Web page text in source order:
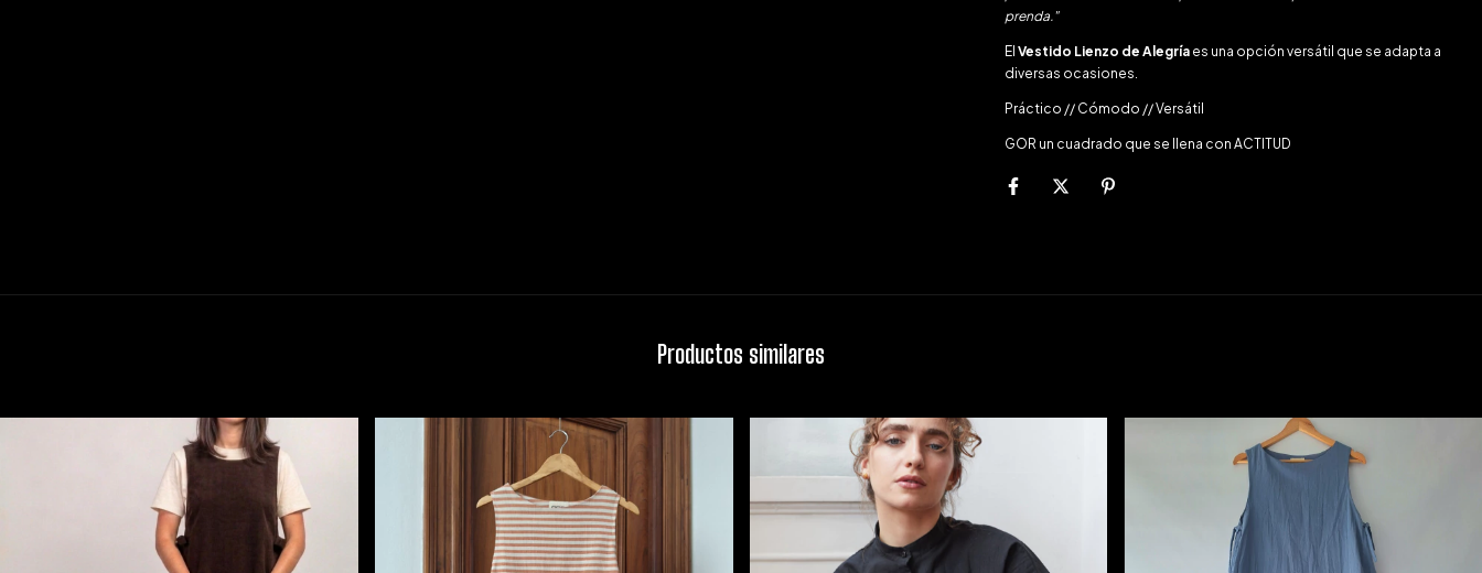
prenda."
El Vestido Lienzo de Alegría es una opción versátil que se adapta a
diversas ocasiones.
Práctico // Cómodo // Versátil
GOR un cuadrado que se llena con ACTITUD
Productos similares